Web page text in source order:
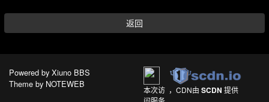
返回
Powered by Xiuno BBS
Theme by NOTEWEB
本次访 ，CDN由SCDN 提供